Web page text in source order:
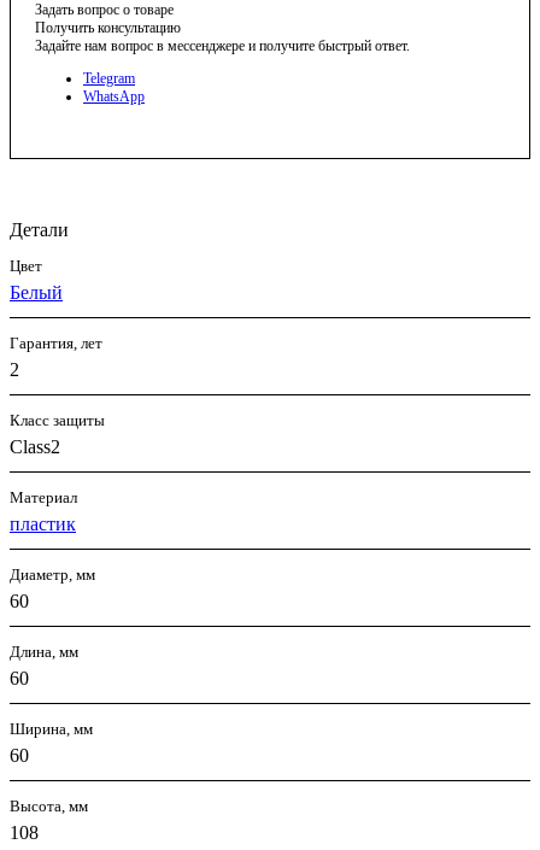
Задать вопрос о товаре
Получить консультацию
Задайте нам вопрос в мессенджере и получите быстрый ответ.
Telegram
WhatsApp
Детали
Цвет
Белый
Гарантия, лет
2
Класс защиты
Class2
Материал
пластик
Диаметр, мм
60
Длина, мм
60
Ширина, мм
60
Высота, мм
108